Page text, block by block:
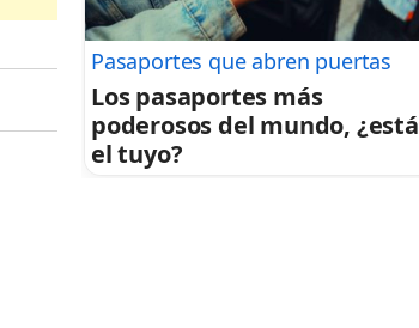
Pasaportes que abren puertas
Los pasaportes más
poderosos del mundo, ¿está
el tuyo?